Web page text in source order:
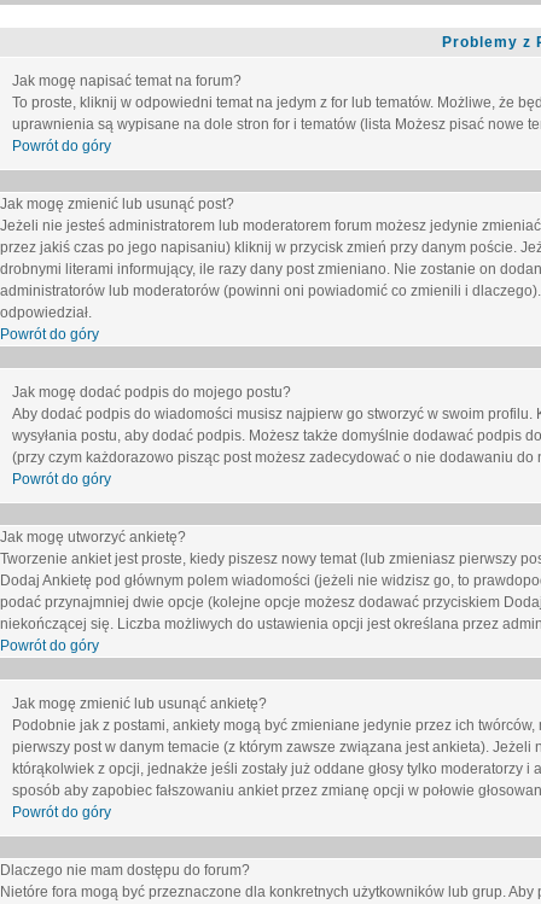
Problemy z
Jak mogę napisać temat na forum?
To proste, kliknij w odpowiedni temat na jedym z for lub tematów. Możliwe, że
uprawnienia są wypisane na dole stron for i tematów (lista Możesz pisać nowe
Powrót do góry
Jak mogę zmienić lub usunąć post?
Jeżeli nie jesteś administratorem lub moderatorem forum możesz jedynie
przez jakiś czas po jego napisaniu) kliknij w przycisk zmień przy danym poście.
drobnymi literami informujący, ile razy dany post zmieniano. Nie zostanie on
administratorów lub moderatorów (powinni oni powiadomić co zmienili i
odpowiedział.
Powrót do góry
Jak mogę dodać podpis do mojego postu?
Aby dodać podpis do wiadomości musisz najpierw go stworzyć w swoim
wysyłania postu, aby dodać podpis. Możesz także domyślnie dodawać podpis
(przy czym każdorazowo pisząc post możesz zadecydować o nie dodawaniu
Powrót do góry
Jak mogę utworzyć ankietę?
Tworzenie ankiet jest proste, kiedy piszesz nowy temat (lub zmieniasz pierwszy
Dodaj Ankietę pod głównym polem wiadomości (jeżeli nie widzisz go, to
podać przynajmniej dwie opcje (kolejne opcje możesz dodawać przyciskiem
niekończącej się. Liczba możliwych do ustawienia opcji jest określana przez
Powrót do góry
Jak mogę zmienić lub usunąć ankietę?
Podobnie jak z postami, ankiety mogą być zmieniane jedynie przez ich
pierwszy post w danym temacie (z którym zawsze związana jest ankieta).
którąkolwiek z opcji, jednakże jeśli zostały już oddane głosy tylko
sposób aby zapobiec fałszowaniu ankiet przez zmianę opcji w połowie
Powrót do góry
Dlaczego nie mam dostępu do forum?
Nietóre fora mogą być przeznaczone dla konkretnych użytkowników lub grup.